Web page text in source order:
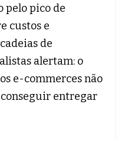
pelo pico de
custos e
de
alertam: o
e-commerces não
conseguir entregar